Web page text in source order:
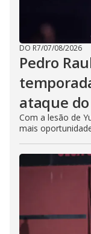
DO R7/07/08/2026
Pedro
ataque
Com a lesão de
mais